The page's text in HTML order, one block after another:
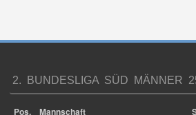
2. BUNDESLIGA SÜD MÄNNER
Pos. Mannschaft